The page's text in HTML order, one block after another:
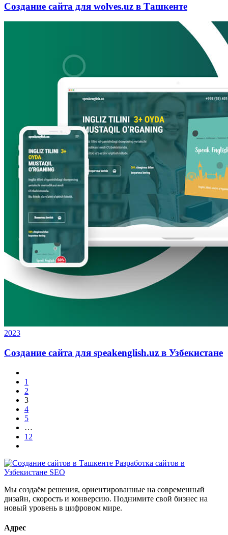
Создание сайта для wolves.uz в Ташкенте
2023
Создание сайта для speakenglish.uz в Узбекистане
1
2
3
4
5
…
12
Мы создаём решения, ориентированные на современный
дизайн, скорость и конверсию. Поднимите свой бизнес на
новый уровень в цифровом мире.
Адрес